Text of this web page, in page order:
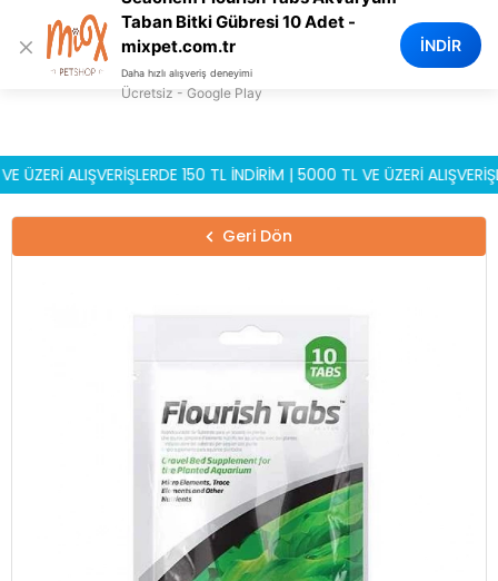
ALIŞVERİŞLERDE 150 TL İNDİRİM | 5000 TL VE ÜZERİ
0
Geri Dön
×
Taban Bitki Gübresi 10 Adet -
mixpet.com.tr
Daha hızlı alışveriş deneyimi
Ücretsiz - Google Play
İNDİR